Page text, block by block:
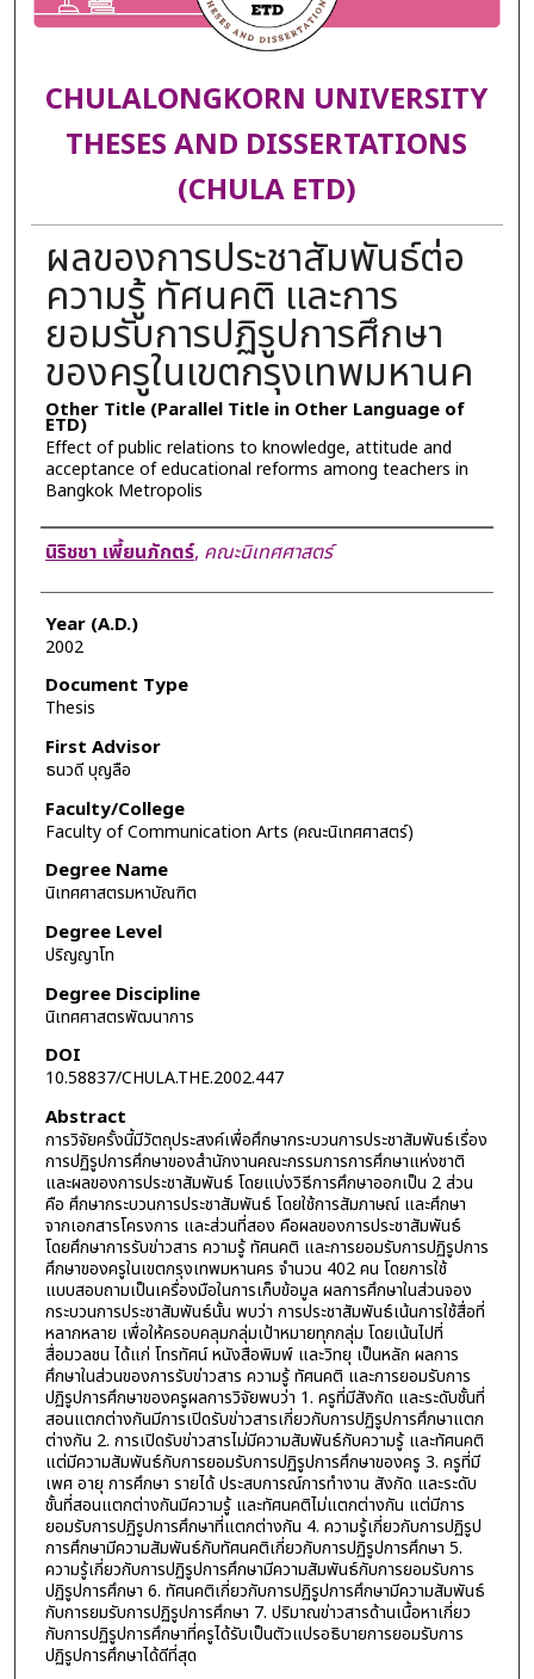
CHULALONGKORN UNIVERSITY
THESES AND DISSERTATIONS
(CHULA ETD)
ผลของการประชาสัมพันธ์ต่อ
ความรู้ ทัศนคติ และการ
ยอมรับการปฏิรูปการศึกษา
ของครูในเขตกรุงเทพมหานค
Other Title (Parallel Title in Other Language of
ETD)
Effect of public relations to knowledge, attitude and
acceptance of educational reforms among teachers in
Bangkok Metropolis
Author
นิริชชา เพี้ยนภักตร์, คณะนิเทศศาสตร์
Year (A.D.)
2002
Document Type
Thesis
First Advisor
ธนวดี บุญลือ
Faculty/College
Faculty of Communication Arts (คณะนิเทศศาสตร์)
Degree Name
นิเทศศาสตรมหาบัณฑิต
Degree Level
ปริญญาโท
Degree Discipline
นิเทศศาสตรพัฒนาการ
DOI
10.58837/CHULA.THE.2002.447
Abstract
การวิจัยครั้งนี้มีวัตถุประสงค์เพื่อศึกษากระบวนการประชาสัมพันธ์เรื่อง
การปฏิรูปการศึกษาของสำนักงานคณะกรรมการการศึกษาแห่งชาติ
และผลของการประชาสัมพันธ์ โดยแบ่งวิธีการศึกษาออกเป็น 2 ส่วน
คือ ศึกษากระบวนการประชาสัมพันธ์ โดยใช้การสัมภาษณ์ และศึกษา
จากเอกสารโครงการ และส่วนที่สอง คือผลของการประชาสัมพันธ์
โดยศึกษาการรับข่าวสาร ความรู้ ทัศนคติ และการยอมรับการปฏิรูปการ
ศึกษาของครูในเขตกรุงเทพมหานคร จำนวน 402 คน โดยการใช้
แบบสอบถามเป็นเครื่องมือในการเก็บข้อมูล ผลการศึกษาในส่วนจอง
กระบวนการประชาสัมพันธ์นั้น พบว่า การประชาสัมพันธ์เน้นการใช้สื่อที่
หลากหลาย เพื่อให้ครอบคลุมกลุ่มเป้าหมายทุกกลุ่ม โดยเน้นไปที่
สื่อมวลชน ได้แก่ โทรทัศน์ หนังสือพิมพ์ และวิทยุ เป็นหลัก ผลการ
ศึกษาในส่วนของการรับข่าวสาร ความรู้ ทัศนคติ และการยอมรับการ
ปฏิรูปการศึกษาของครูผลการวิจัยพบว่า 1. ครูที่มีสังกัด และระดับชั้นที่
สอนแตกต่างกันมีการเปิดรับข่าวสารเกี่ยวกับการปฏิรูปการศึกษาแตก
ต่างกัน 2. การเปิดรับข่าวสารไม่มีความสัมพันธ์กับความรู้ และทัศนคติ
แต่มีความสัมพันธ์กับการยอมรับการปฏิรูปการศึกษาของครู 3. ครูที่มี
เพศ อายุ การศึกษา รายได้ ประสบการณ์การทำงาน สังกัด และระดับ
ชั้นที่สอนแตกต่างกันมีความรู้ และทัศนคติไม่แตกต่างกัน แต่มีการ
ยอมรับการปฏิรูปการศึกษาที่แตกต่างกัน 4. ความรู้เกี่ยวกับการปฏิรูป
การศึกษามีความสัมพันธ์กับทัศนคติเกี่ยวกับการปฏิรูปการศึกษา 5.
ความรู้เกี่ยวกับการปฏิรูปการศึกษามีความสัมพันธ์กับการยอมรับการ
ปฏิรูปการศึกษา 6. ทัศนคติเกี่ยวกับการปฏิรูปการศึกษามีความสัมพันธ์
กับการยมรับการปฏิรูปการศึกษา 7. ปริมาณข่าวสารด้านเนื้อหาเกี่ยว
กับการปฏิรูปการศึกษาที่ครูได้รับเป็นตัวแปรอธิบายการยอมรับการ
ปฏิรูปการศึกษาได้ดีที่สุด